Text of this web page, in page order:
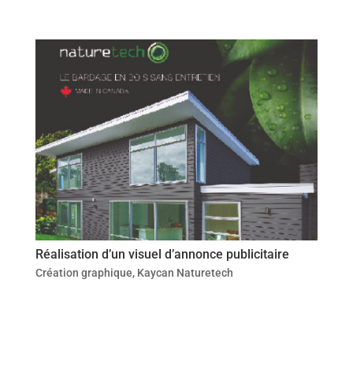
Réalisation d’un visuel d’annonce publicitaire
Création graphique, Kaycan Naturetech